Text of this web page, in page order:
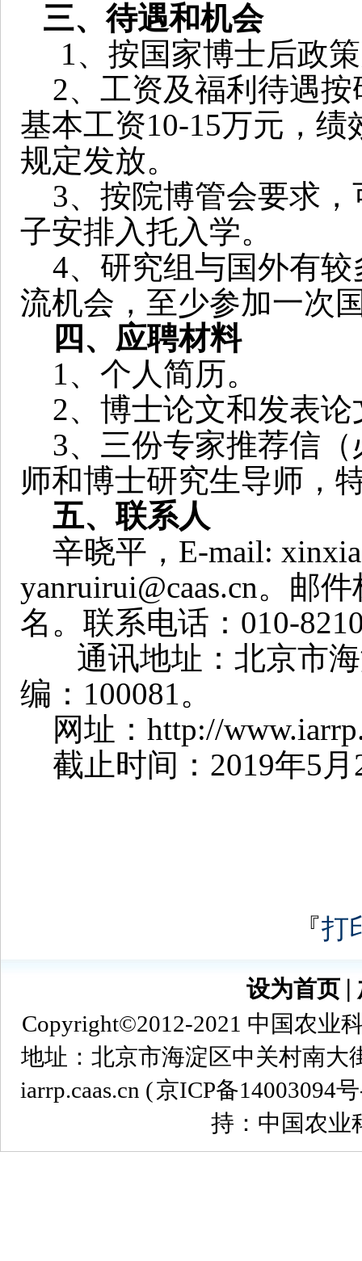
三、待遇和机会
1、按国家博士后政
2、工资及福利待遇
基本工资10-15万元，绩
规定发放。
3、按院博管会要求
子安排入托入学。
4、研究组与国外有
流机会，至少参加一次
四、应聘材料
1、个人简历。
2、博士论文和发表论
3、三份专家推荐信
师和博士研究生导师，
五、联系人
辛晓平， E-mail:
yanruirui@caas.cn。邮
名。联系电话： 010-
通讯地址：北京市
编： 100081。
网址： http://
截止时间： 2019年5 月
『打
设为首页
Copyright©2012-2021 中国农业
地址：北京市海淀区中关村南大
iarrp.caas.cn (京ICP备14003094
持：中国农